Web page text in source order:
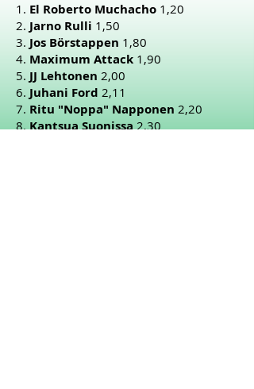
1. El Roberto Muchacho 1,20
2. Jarno Rulli 1,50
3. Jos Börstappen 1,80
4. Maximum Attack 1,90
5. JJ Lehtonen 2,00
6. Juhani Ford 2,11
7. Ritu "Noppa" Napponen 2,20
8.Kantsua Suonissa2,30